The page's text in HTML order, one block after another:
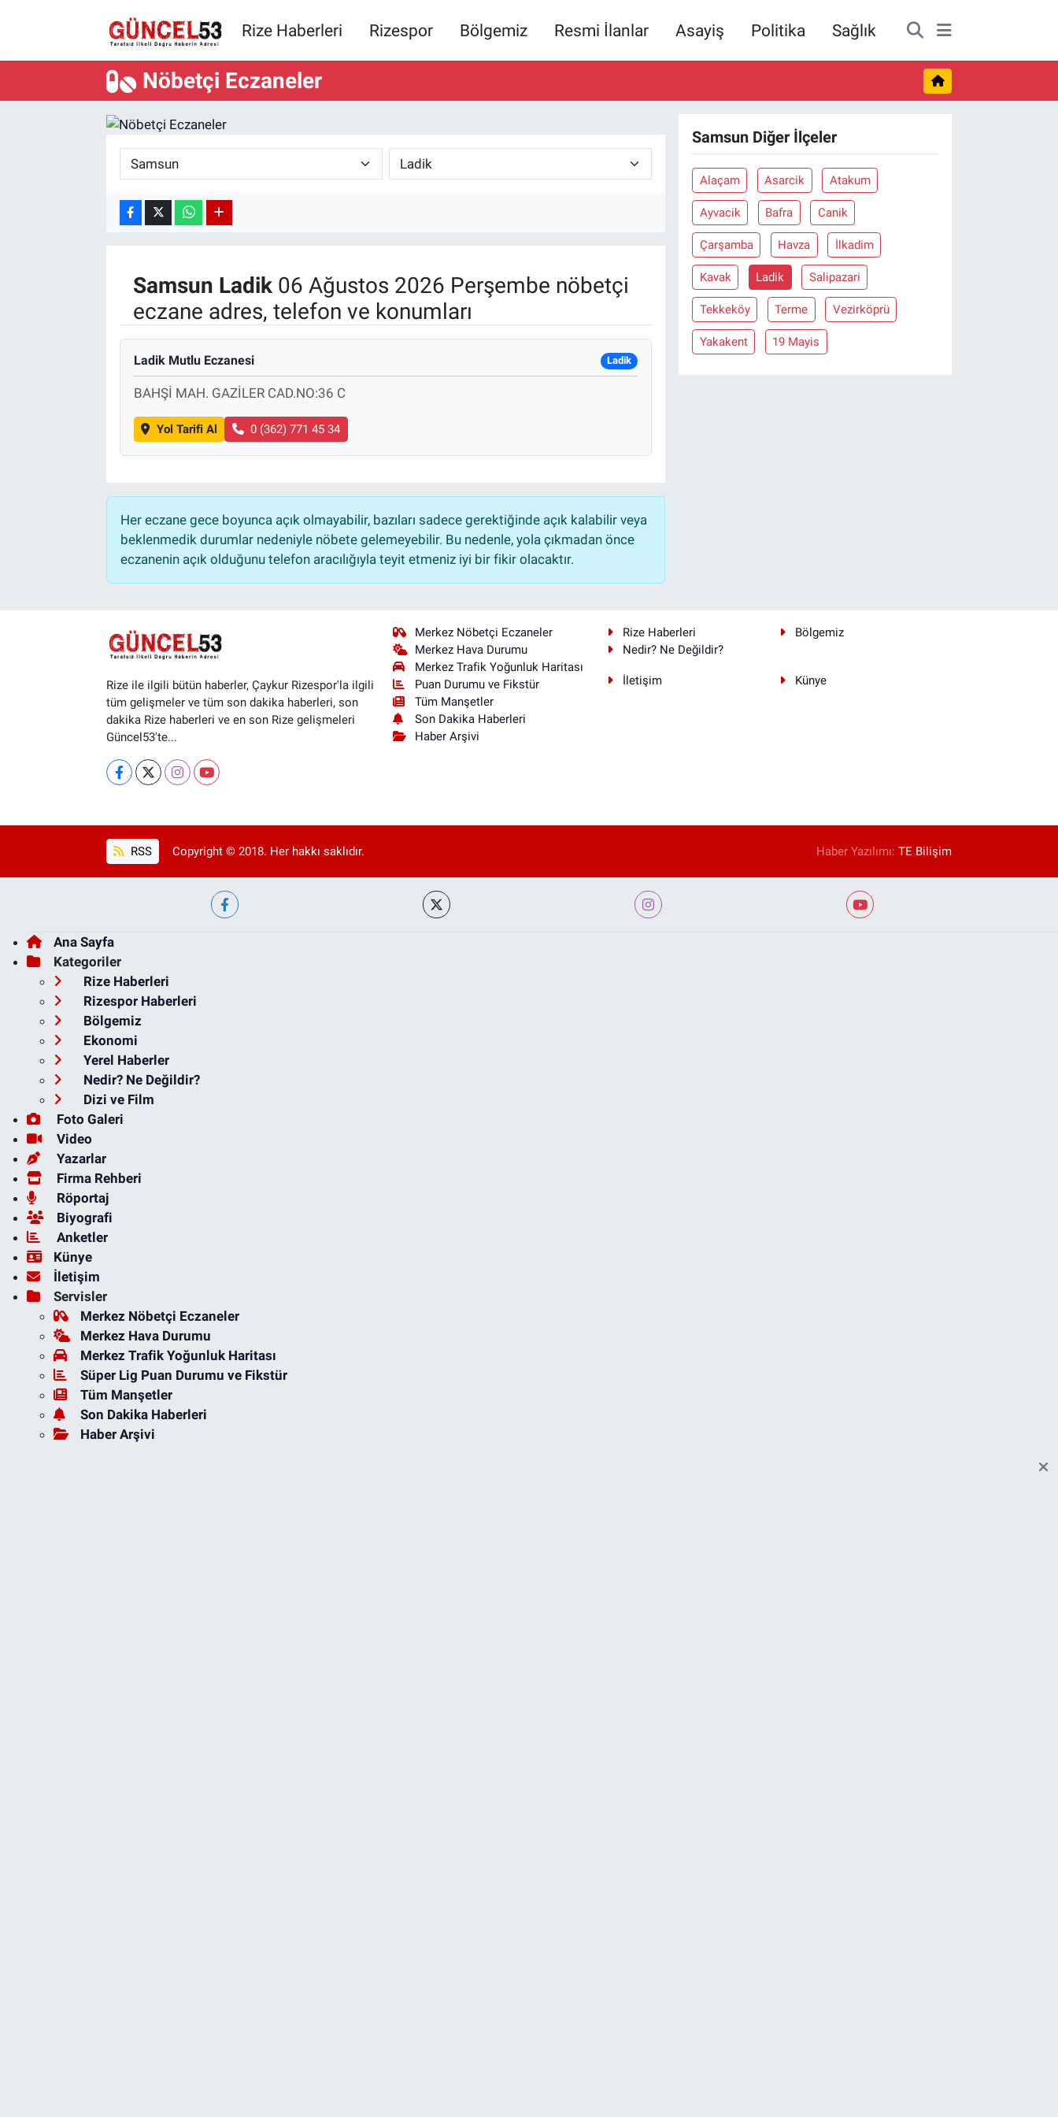
Rize Haberleri Rizespor Bölgemiz Resmi İlanlar Asayiş Politika Sağlık
Nöbetçi Eczaneler
Samsun Ladik06 Ağustos 2026 Perşembe nöbetçi
eczane adres, telefon ve konumları
Ladik Mutlu Eczanesi Ladik
BAHŞİ MAH. GAZİLER CAD.NO:36 C
Yol Tarifi Al 0 (362) 771 45 34
Her eczane gece boyunca açık olmayabilir, bazıları sadece gerektiğinde açık kalabilir veya
beklenmedik durumlar nedeniyle nöbete gelemeyebilir. Bu nedenle, yola çıkmadan önce
eczanenin açık olduğunu telefon aracılığıyla teyit etmeniz iyi bir fikir olacaktır.
Samsun Diğer İlçeler
Alaçam Asarcik Atakum
Ayvacik Bafra Canik
Çarşamba Havza İlkadim
Kavak Ladik Salipazari
Tekkeköy Terme Vezirköprü
Yakakent 19 Mayis
Rize ile ilgili bütün haberler, Çaykur Rizespor'la ilgili
tüm gelişmeler ve tüm son dakika haberleri, son
dakika Rize haberleri ve en son Rize gelişmeleri
Güncel53'te...
Merkez Nöbetçi Eczaneler
Merkez Hava Durumu
Merkez Trafik Yoğunluk Haritası
Puan Durumu ve Fikstür
Tüm Manşetler
Son Dakika Haberleri
Haber Arşivi
Rize Haberleri
Bölgemiz
Nedir? Ne Değildir?
İletişim Künye
RSS Copyright © 2018. Her hakkı saklıdır. Haber Yazılımı:TE Bilişim
Ana Sayfa
Kategoriler
Rize Haberleri
Rizespor Haberleri
Bölgemiz
Ekonomi
Yerel Haberler
Nedir? Ne Değildir?
Dizi ve Film
Foto Galeri
Video
Yazarlar
Firma Rehberi
Röportaj
Biyografi
Anketler
Künye
İletişim
Servisler
Merkez Nöbetçi Eczaneler
Merkez Hava Durumu
Merkez Trafik Yoğunluk Haritası
Süper Lig Puan Durumu ve Fikstür
Tüm Manşetler
Son Dakika Haberleri
Haber Arşivi